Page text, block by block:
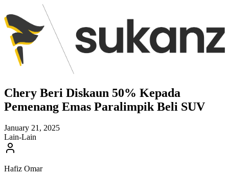
Chery Beri Diskaun 50% Kepada
Pemenang Emas Paralimpik Beli SUV
January 21, 2025
Lain-Lain
Hafiz Omar